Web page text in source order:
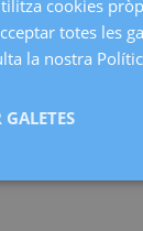
en Medicina i
congressos
cookies
totes les
la nostra